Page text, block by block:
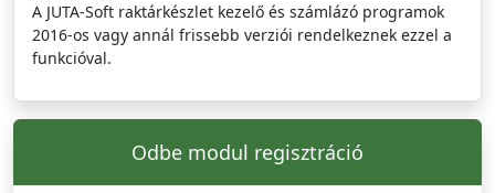
A JUTA-Soft raktárkészlet kezelő és számlázó programok
2016-os vagy annál frissebb verziói rendelkeznek ezzel a
funkcióval.
Odbe modul regisztráció